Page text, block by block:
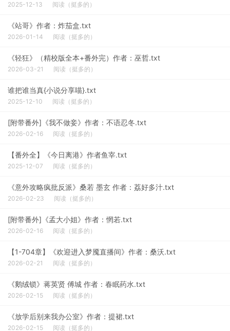
2025-12-13 阅读（挺多的）
《站哥》作者：炸茄盒.txt
2026-01-14 阅读（挺多的）
《轻狂》（精校版全本+番外完）作者：巫哲.txt
2026-03-21 阅读（挺多的）
谁把谁当真{小说分享喵}.txt
2025-12-10 阅读（挺多的）
[附带番外]《我不做妾》作者：不语忍冬.txt
2026-02-16 阅读（挺多的）
【番外全】《今日离港》作者鱼宰.txt
2025-12-07 阅读（挺多的）
《意外攻略疯批反派》桑若 墨玄 作者：荔好多汁.txt
2026-02-23 阅读（挺多的）
[附带番外]《孟大小姐》作者：惘若.txt
2026-02-16 阅读（挺多的）
【1-704章】《欢迎进入梦魇直播间》作者：桑沃.txt
2026-02-21 阅读（挺多的）
《鹅绒锁》蒋英贤 傅城 作者：春眠药水.txt
2026-02-15 阅读（挺多的）
《放学后别来我办公室》作者：提裙.txt
2026-02-15 阅读（挺多的）